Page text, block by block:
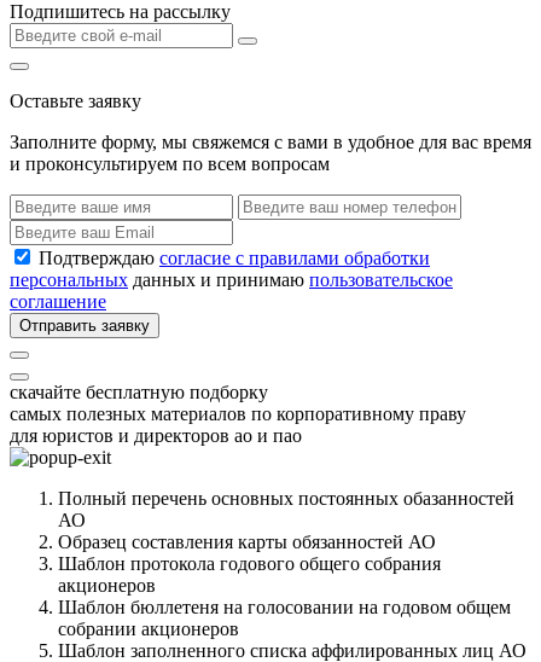
Подпишитесь на рассылку
Оставьте заявку
Заполните форму, мы свяжемся с вами в удобное для вас время
и проконсультируем по всем вопросам
Подтверждаю согласие с правилами обработки
персональных данных и принимаю пользовательское
соглашение
Отправить заявку
скачайте бесплатную подборку
самых полезных материалов по корпоративному праву
для юристов и директоров ао и пао
Полный перечень основных постоянных обазанностей
АО
Образец составления карты обязанностей АО
Шаблон протокола годового общего собрания
акционеров
Шаблон бюллетеня на голосовании на годовом общем
собрании акционеров
Шаблон заполненного списка аффилированных лиц АО